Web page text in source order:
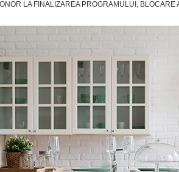
LA FINALIZAREA PROGRAMULUI,